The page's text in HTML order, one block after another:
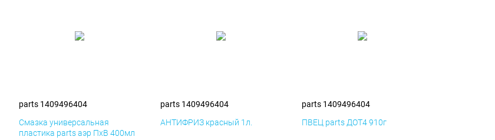
parts 1409496404
Смазка универсальная
пластика parts аэр ПхВ 400мл
parts 1409496404
АНТИФРИЗ красный 1л.
parts 1409496404
ПВЕЦ parts ДОТ4 910г